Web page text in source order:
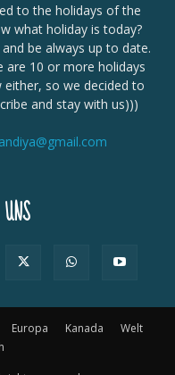
to the holidays of the
what holiday is today?
be always up to date.
are 10 or more holidays
so we decided to
and stay with us)))
Europa Kanada
Welt